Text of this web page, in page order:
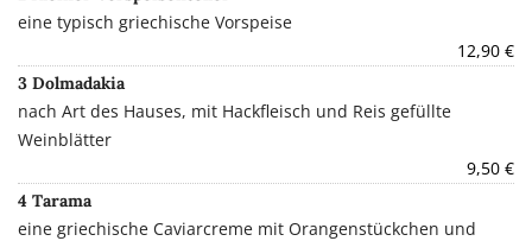
eine typisch griechische Vorspeise
12,90 €
3 Dolmadakia
nach Art des Hauses, mit Hackfleisch und Reis gefüllte
Weinblätter
9,50 €
4 Tarama
eine griechische Caviarcreme mit Orangenstückchen und